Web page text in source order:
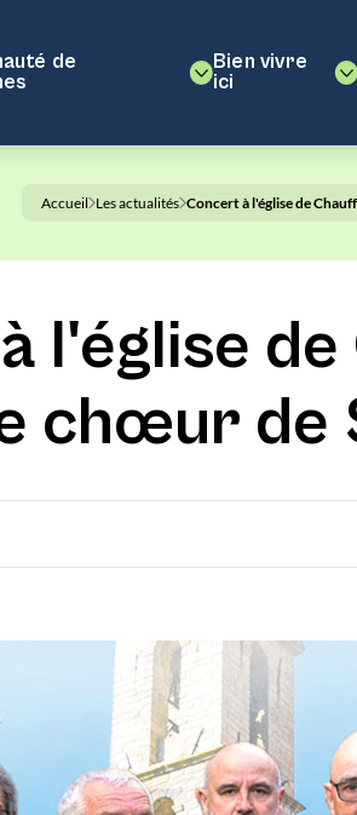
de
Bien vivre
ici
Accueil Les actualités Concert à l'église de
l'église
chœur de